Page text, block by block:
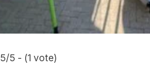
5/5 - (1 vote)